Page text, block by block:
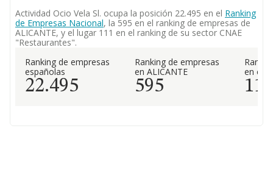
Actividad Ocio Vela Sl. ocupa la posición 22.495 en el Ranking
de Empresas Nacional, la 595 en el ranking de empresas de
ALICANTE, y el lugar 111 en el ranking de su sector CNAE
"Restaurantes".
Ranking de empresas
españolas
22.495
Ranking de empresas
en ALICANTE
595
en el
111